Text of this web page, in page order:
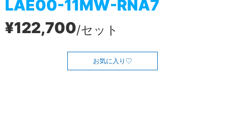
LAE00-11MW-RNA7
¥122,700/セット
お気に入り